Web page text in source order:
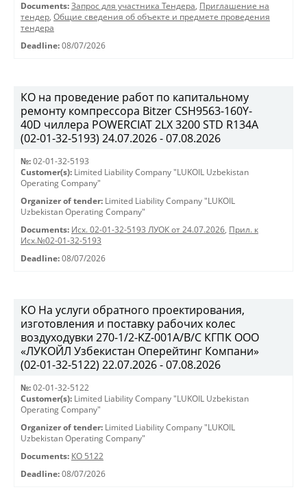
Documents: Запрос для участника Тендера, Приглашение на
тендер, Общие сведения об объекте и предмете проведения
тендера
Deadline: 08/07/2026
КО на проведение работ по капитальному
ремонту компрессора Bitzer CSH9563-160Y-
40D чиллера POWERCIAT 2LX 3200 STD R134A
(02-01-32-5193) 24.07.2026 - 07.08.2026
№: 02-01-32-5193
Customer(s): Limited Liability Company "LUKOIL Uzbekistan
Operating Company"
Organizer of tender: Limited Liability Company "LUKOIL
Uzbekistan Operating Company"
Documents: Исх. 02-01-32-5193 ЛУОК от 24.07.2026, Прил. к
Исх.№02-01-32-5193
Deadline: 08/07/2026
КО На услуги обратного проектирования,
изготовления и поставку рабочих колес
воздуходувки 270-1/2-KZ-001A/B/C КГПК OOO
«ЛУКОЙЛ Узбекистан Оперейтинг Компани»
(02-01-32-5122) 22.07.2026 - 07.08.2026
№: 02-01-32-5122
Customer(s): Limited Liability Company "LUKOIL Uzbekistan
Operating Company"
Organizer of tender: Limited Liability Company "LUKOIL
Uzbekistan Operating Company"
Documents: КО 5122
Deadline: 08/07/2026